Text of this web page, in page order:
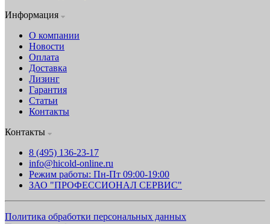
Информация
О компании
Новости
Оплата
Доставка
Лизинг
Гарантия
Статьи
Контакты
Контакты
8 (495) 136-23-17
info@hicold-online.ru
Режим работы: Пн-Пт 09:00-19:00
ЗАО "ПРОФЕССИОНАЛ СЕРВИС"
Политика обработки персональных данных